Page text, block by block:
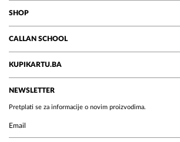
SHOP
CALLAN SCHOOL
KUPIKARTU.BA
NEWSLETTER
Pretplati se za informacije o novim proizvodima.